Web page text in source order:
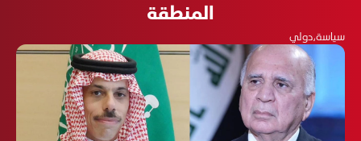
المنطقة
سياسة،دولي